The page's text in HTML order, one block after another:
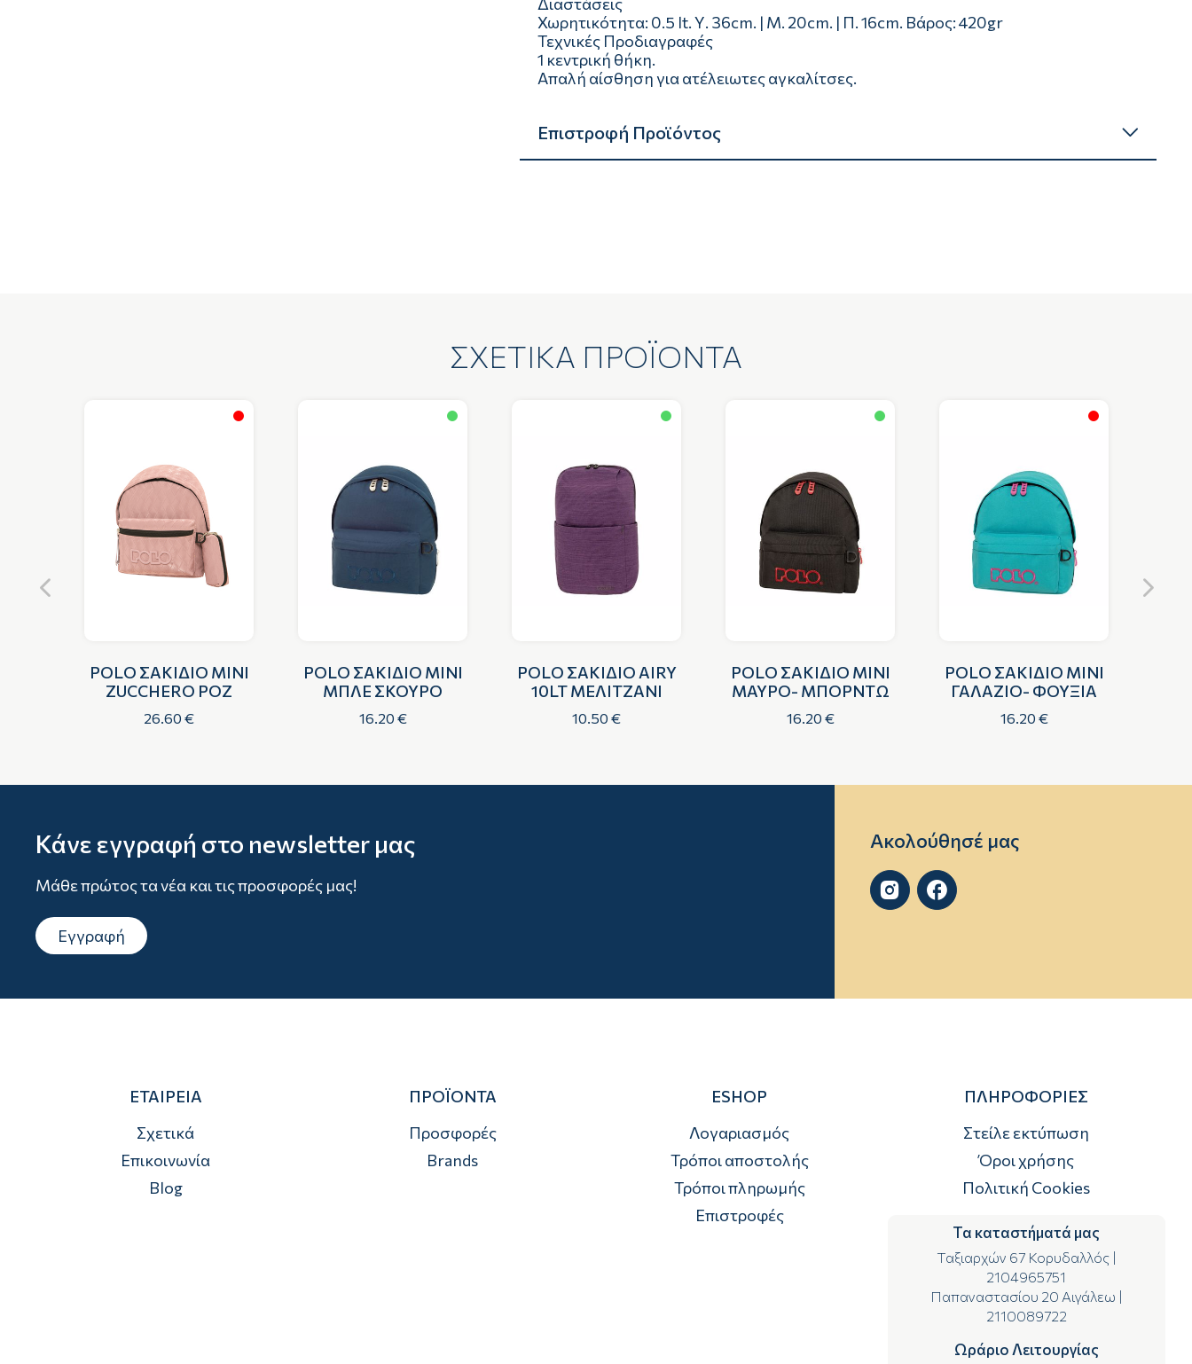
Χωρητικότητα: 0.5 lt. Υ. 36cm. | Μ. 20cm. | Π. 16cm. Βάρος: 420gr
Τεχνικές Προδιαγραφές
1 κεντρική θήκη.
Απαλή αίσθηση για ατέλειωτες αγκαλίτσες.
Επιστροφή Προϊόντος
ΣΧΕΤΙΚΑ ΠΡΟΪΟΝΤΑ
POLO ΣΑΚΙΔΙΟ MINI
ZUCCHERO ΡΟΖ
26.60 €
POLO ΣΑΚΙΔΙΟ MINI
ΜΠΛΕ ΣΚΟΥΡΟ
16.20 €
POLO ΣΑΚΙΔΙΟ AIRY
10LT ΜΕΛΙΤΖΑΝΙ
10.50 €
POLO ΣΑΚΙΔΙΟ MINI
ΜΑΥΡΟ- ΜΠΟΡΝΤΩ
16.20 €
POLO ΣΑΚΙΔΙΟ MINI
ΓΑΛΑΖΙΟ- ΦΟΥΞΙΑ
16.20 €
Κάνε εγγραφή στο newsletter μας
Μάθε πρώτος τα νέα και τις προσφορές μας!
Εγγραφή
Ακολούθησέ μας
 
ΕΤΑΙΡΕΙΑ
Σχετικά
Επικοινωνία
Blog
ΠΡΟΪΟΝΤΑ
Προσφορές
Brands
ESHOP
Λογαριασμός
Τρόποι αποστολής
Τρόποι πληρωμής
Επιστροφές
ΠΛΗΡΟΦΟΡΙΕΣ
Στείλε εκτύπωση
Όροι χρήσης
Πολιτική Cookies
Τα καταστήματά μας
Ταξιαρχών 67 Κορυδαλλός|
2104965751
Παπαναστασίου 20 Αιγάλεω
2110089722
Ωράριο Λειτουργίας